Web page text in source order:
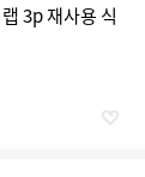
3p 재사용 식